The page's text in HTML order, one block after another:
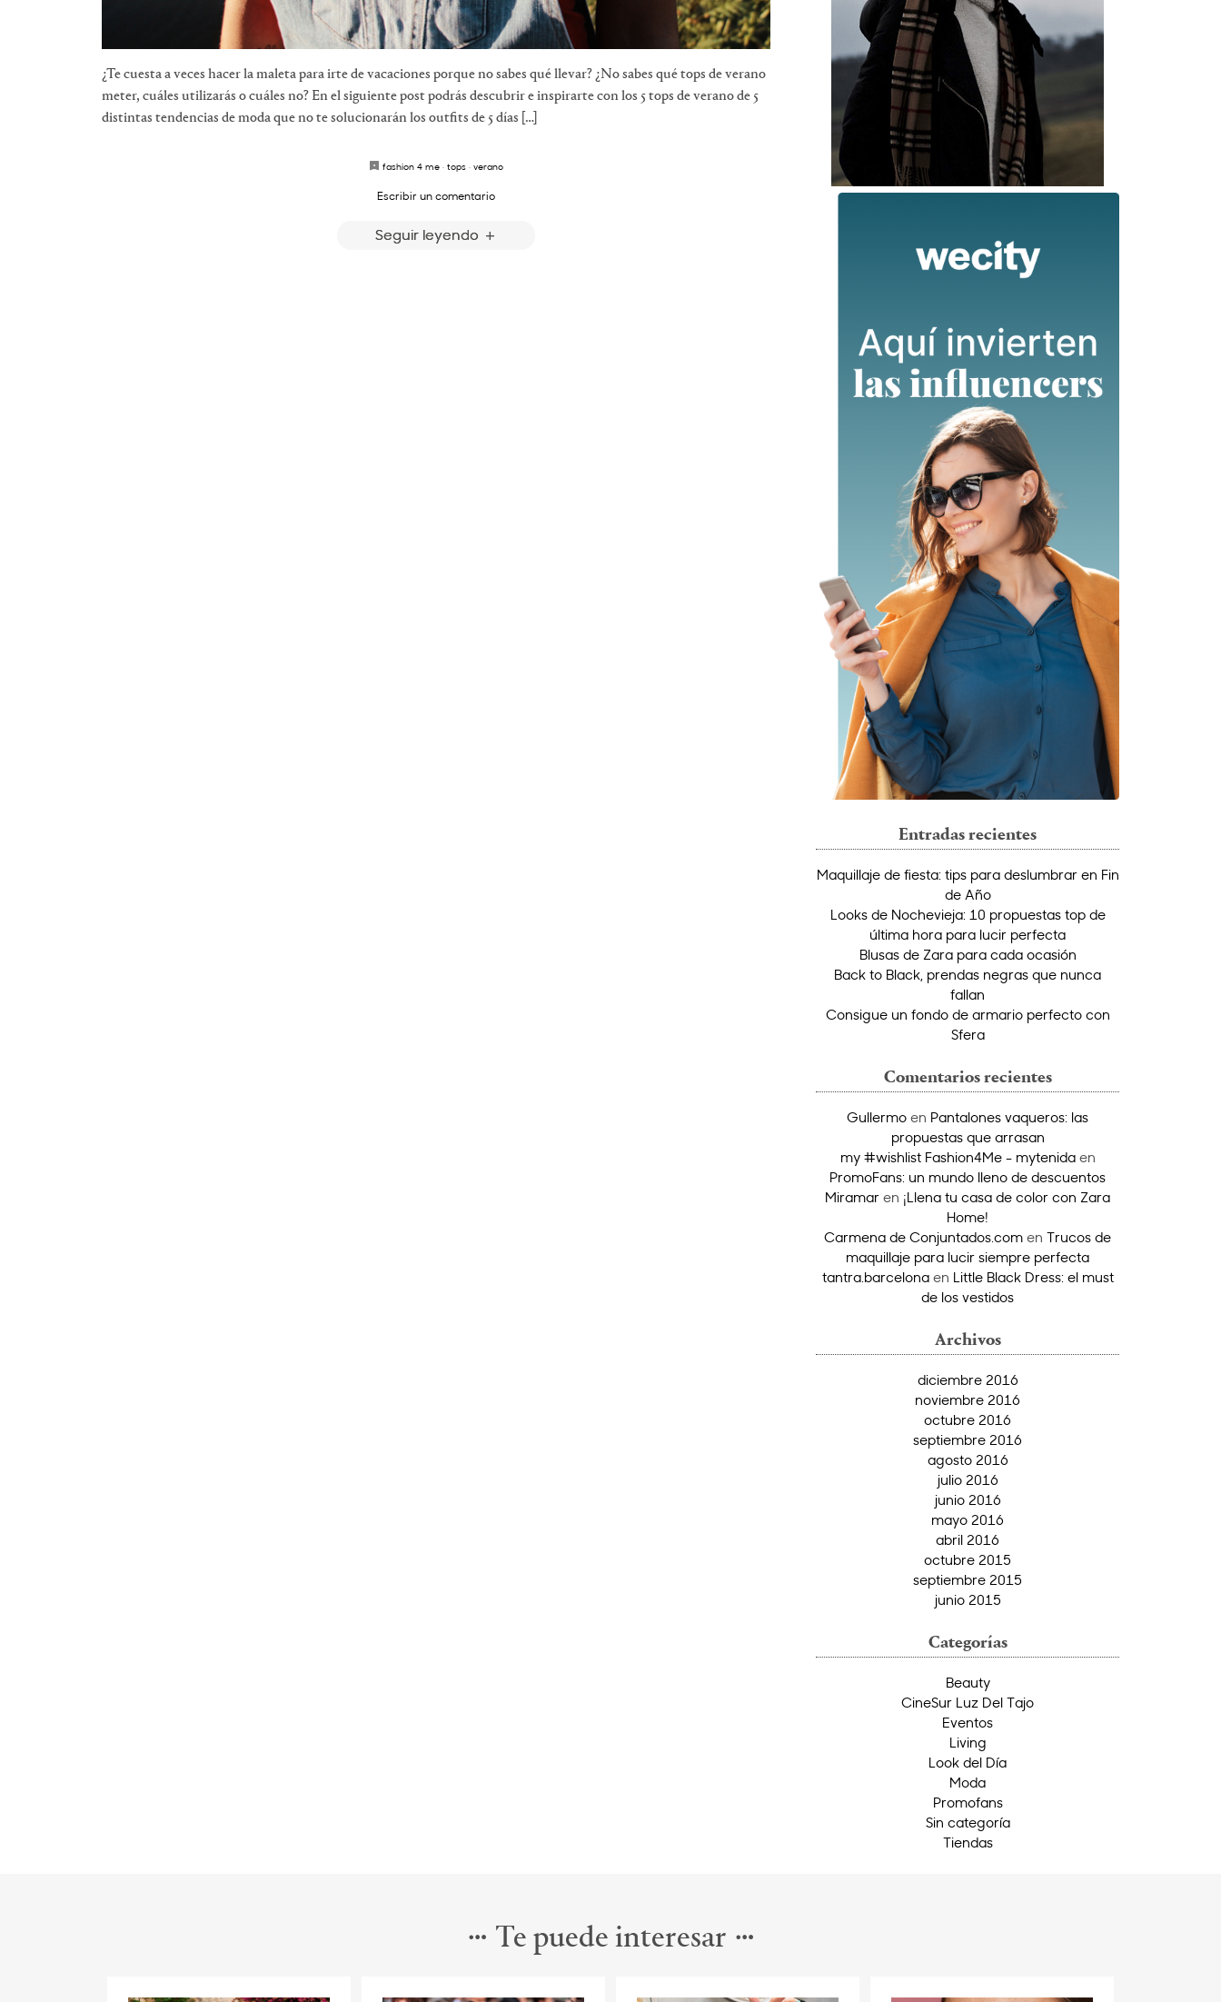
¿Te cuesta a veces hacer la maleta para irte de vacaciones porque no sabes qué llevar? ¿No sabes qué tops de verano
meter, cuáles utilizarás o cuáles no? En el siguiente post podrás descubrir e inspirarte con los 5 tops de verano de 5
distintas tendencias de moda que no te solucionarán los outfits de 5 días […]
fashion 4 me · tops · verano
Escribir un comentario
Seguir leyendo
Entradas recientes
Maquillaje de fiesta: tips para deslumbrar en Fin
de Año
Looks de Nochevieja: 10 propuestas top de
última hora para lucir perfecta
Blusas de Zara para cada ocasión
Back to Black, prendas negras que nunca
fallan
Consigue un fondo de armario perfecto con
Sfera
Comentarios recientes
Gullermo en Pantalones vaqueros: las
propuestas que arrasan
my #wishlist Fashion4Me - mytenidaen
PromoFans: un mundo lleno de descuentos
Miramar en ¡Llena tu casa de color con Zara
Home!
Carmena de Conjuntados.com en Trucos de
maquillaje para lucir siempre perfecta
tantra.barcelonaen Little Black Dress: el must
de los vestidos
Archivos
diciembre 2016
noviembre 2016
octubre 2016
septiembre 2016
agosto 2016
julio 2016
junio 2016
mayo 2016
abril 2016
octubre 2015
septiembre 2015
junio 2015
Categorías
Beauty
CineSur Luz Del Tajo
Eventos
Living
Look del Día
Moda
Promofans
Sin categoría
Tiendas
Te puede interesar